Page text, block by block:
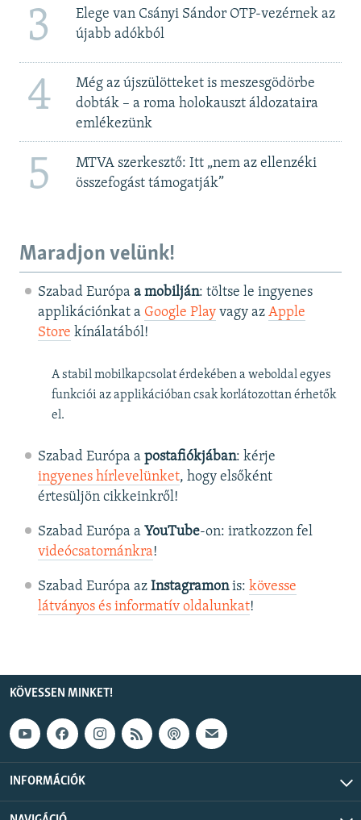
3
Elege van Csányi Sándor OTP-vezérnek az
újabb adókból
4
Még az újszülötteket is meszesgödörbe
dobták – a roma holokauszt áldozataira
emlékezünk
5
MTVA szerkesztő: Itt „nem az ellenzéki
összefogást támogatják”
Maradjon velünk!
Szabad Európa a mobilján: töltse le ingyenes
applikációnkat a Google Playvagy az Apple
Store kínálatából!
A stabil mobilkapcsolat érdekében a weboldal egyes
funkciói az applikációban csak korlátozottan érhetők
el.
Szabad Európa a postafiókjában: kérje
ingyenes hírlevelünket, hogy elsőként
értesüljön cikkeinkről!
Szabad Európa a YouTube-on: iratkozzon fel
videócsatornánkra!
Szabad Európa az Instagramonis: kövesse
látványos és informatív oldalunkat! ​
KÖVESSEN MINKET!
INFORMÁCIÓK